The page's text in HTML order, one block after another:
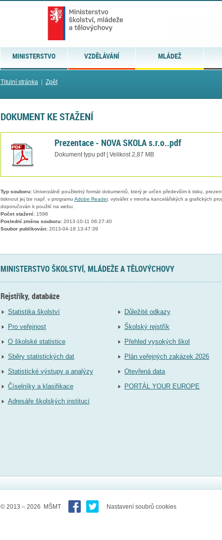
MINISTERSTVO VZDĚLÁVÁNÍ MLÁDEŽ
Titulní stránka| Zpět
DOKUMENT KE STAŽENÍ
Prezentace - NOVA SKOLA s.r.o..pdf
Dokument typu pdf | Velikost 2,87 MB
Typ souboru:Univerzálně použitelný formát dokumentů, který je určen především k tisku,
tisknout jej lze např. v programu Adobe Reader, vytvářet v mnoha kancelářských a grafických
doporučován k použití na webu.
Počet stažení:1598
Poslední změna souboru:2013-10-11 06:27:40
Soubor publikován:2013-04-18 13:47:39
MINISTERSTVO ŠKOLSTVÍ, MLÁDEŽE A TĚLOVÝCHOVY
Rejstříky, databáze
Statistika školství
Pro veřejnost
O školské statistice
Sběry statistických dat
Statistické výstupy a analýzy
Číselníky a klasifikace
Adresáře školských institucí
Důležité odkazy
Školský rejstřík
Přehled vysokých škol
Plán veřejných zakázek 2026
Otevřená data
PORTÁL YOUR EUROPE
© 2013 – 2026 MŠMT Nastavení soubrů cookies